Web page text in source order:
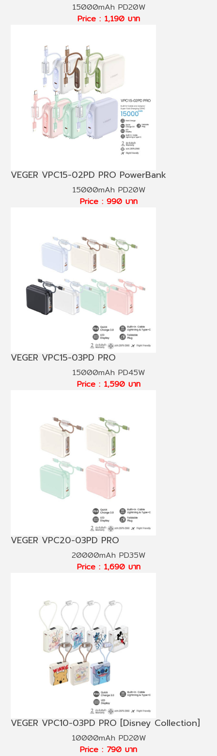
15000mAh PD20W
Price : 1,190 บาท
VEGER VPC15-02PD PRO PowerBank
15000mAh PD20W
Price : 990 บาท
VEGER VPC15-03PD PRO
15000mAh PD45W
Price : 1,590 บาท
VEGER VPC20-03PD PRO
20000mAh PD35W
Price : 1,690 บาท
VEGER VPC10-03PD PRO [Disney Collection]
10000mAh PD20W
Price : 790 บาท